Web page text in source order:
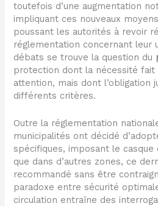
toutefois d’une augmentation
impliquant ces nouveaux
poussant les autorités à revoir
réglementation concernant leur
débats se trouve la question du
protection dont la nécessité fait
attention, mais dont l’obligation
différents critères.
Outre la réglementation
municipalités ont décidé
spécifiques, imposant le
que dans d’autres zones, ce
recommandé sans être
paradoxe entre sécurité
circulation entraîne des